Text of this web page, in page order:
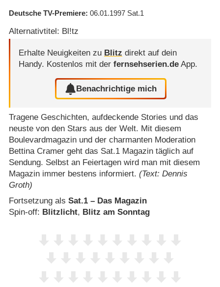
Deutsche TV-Premiere 06.01.1997 Sat.1
Alternativtitel: Bl!tz
Erhalte Neuigkeiten zu Blitz direkt auf dein
Handy. Kostenlos mit der fernsehserien.deApp.
Benachrichtige mich
Tragene Geschichten, aufdeckende Stories und das
neuste von den Stars aus der Welt. Mit diesem
Boulevardmagazin und der charmanten Moderation
Bettina Cramer geht das Sat.1 Magazin täglich auf
Sendung. Selbst an Feiertagen wird man mit diesem
Magazin immer bestens informiert. (Text: Dennis
Groth)
Fortsetzung als Sat.1 – Das Magazin
Spin-off: Blitzlicht, Blitz am Sonntag